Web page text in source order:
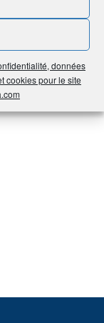
données
cookies pour le site
(FCP)
gérées par
de parts.